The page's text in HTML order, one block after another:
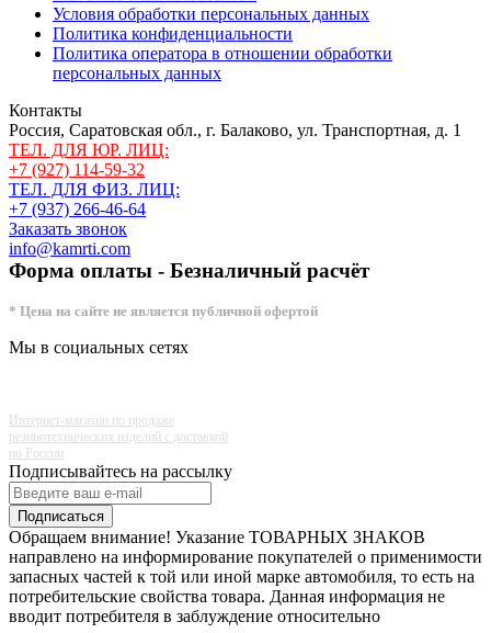
Условия обработки персональных данных
Политика конфиденциальности
Политика оператора в отношении обработки
персональных данных
Контакты
Россия, Саратовская обл., г. Балаково, ул. Транспортная, д. 1
ТЕЛ. ДЛЯ ЮР. ЛИЦ:
+7 (927) 114-59-32
ТЕЛ. ДЛЯ ФИЗ. ЛИЦ:
+7 (937) 266-46-64
Заказать звонок
info@kamrti.com
Форма оплаты - Безналичный расчёт
* Цена на сайте не является публичной офертой
Мы в социальных сетях
Интернет-магазин по продаже
резинотехнических изделий с доставкой
по России
Подписывайтесь на рассылку
Подписаться
Обращаем внимание! Указание ТОВАРНЫХ ЗНАКОВ
направлено на информирование покупателей о применимости
запасных частей к той или иной марке автомобиля, то есть на
потребительские свойства товара. Данная информация не
вводит потребителя в заблуждение относительно